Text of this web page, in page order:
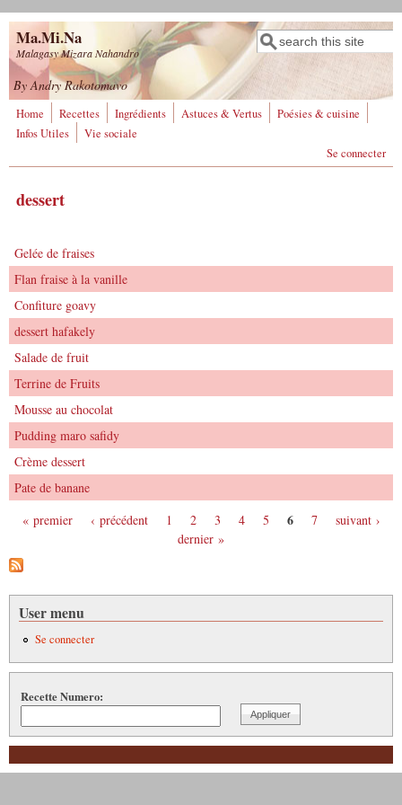
Aller au contenu principal
Ma.Mi.Na
Malagasy Mizara Nahandro
Formulaire de
recherche
Rechercher
By Andry Rakotomavo
Home Recettes Ingrédients Astuces & Vertus
Poésies & cuisine
Infos Utiles
Vie sociale
Se connecter
dessert
Gelée de fraises
Flan fraise à la vanille
Confiture goavy
dessert hafakely
Salade de fruit
Terrine de Fruits
Mousse au chocolat
Pudding maro safidy
Crème dessert
Pate de banane
Pages
« premier ‹ précédent 1 2 3 4 5 6 7
suivant ›
dernier »
User menu
Se connecter
Recette Numero: